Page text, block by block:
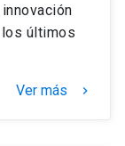
los últimos
Ver más keyboard_arrow_right